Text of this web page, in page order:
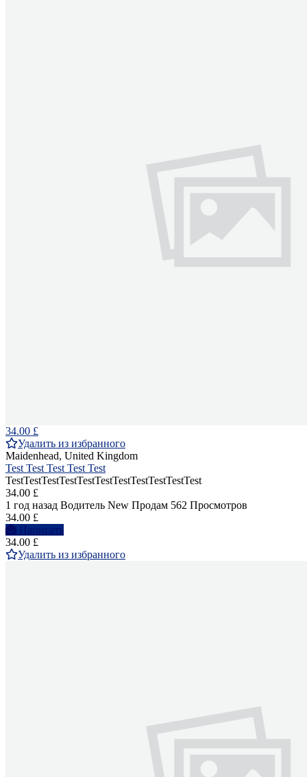
34.00 £
Удалить из избранного
Maidenhead, United Kingdom
Test Test Test Test Test
TestTestTestTestTestTestTestTestTestTestTest
34.00 £
1 год назад Водитель New Продам 562 Просмотров
34.00 £
Написать
34.00 £
Удалить из избранного